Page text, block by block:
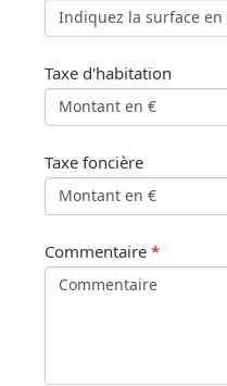
Taxe d'habitation
Taxe foncière
Commentaire *